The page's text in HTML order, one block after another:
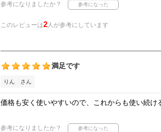
参考になりましたか？
このレビューは2人が参考にしています
満足です
りん さん
価格も安く使いやすいので、これからも使い続け
参考になりましたか？